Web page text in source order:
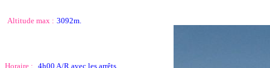
Altitude max : 3092m.
Horaire : 4h00 A/R avec les arrêts